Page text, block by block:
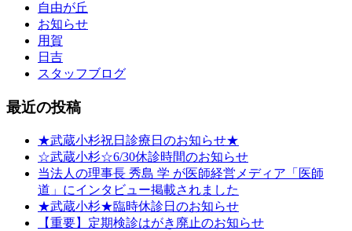
自由が丘
お知らせ
用賀
日吉
スタッフブログ
最近の投稿
★武蔵小杉祝日診療日のお知らせ★
☆武蔵小杉☆6/30休診時間のお知らせ
当法人の理事長 秀島 学 が医師経営メディア「医師
道」にインタビュー掲載されました
★武蔵小杉★臨時休診日のお知らせ
【重要】定期検診はがき廃止のお知らせ